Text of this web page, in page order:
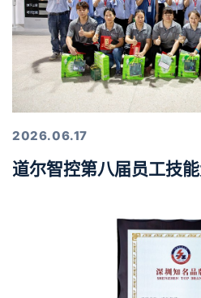
2026.06.17
道尔智控第八届员工技